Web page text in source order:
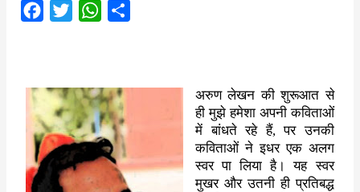
o
o
t
e
r
W
s
A
p
अरुण लेखन की शुरूआत से
ही मुझे हमेशा अपनी कविताओं
में बांधते रहे हैं,पर उनकी
कविताओं ने इधर एक अलग
स्वर पा लिया है। यह स्वर
मुखर और उतनी ही प्रतिबद्ध